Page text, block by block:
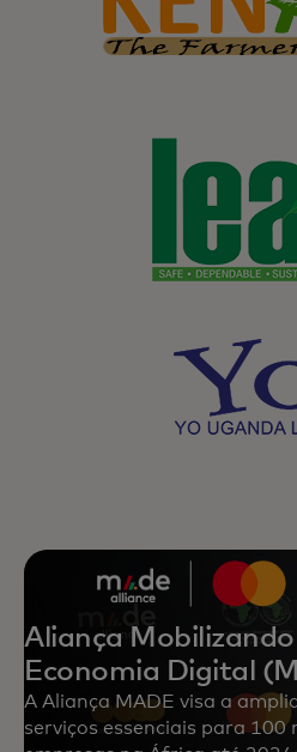
Aliança Mobilizando
Economia Digital
A Aliança MADE visa a
serviços essenciais para 100